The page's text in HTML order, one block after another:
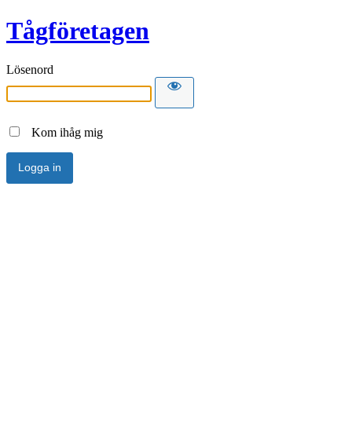
Tågföretagen
Lösenord
Kom ihåg mig